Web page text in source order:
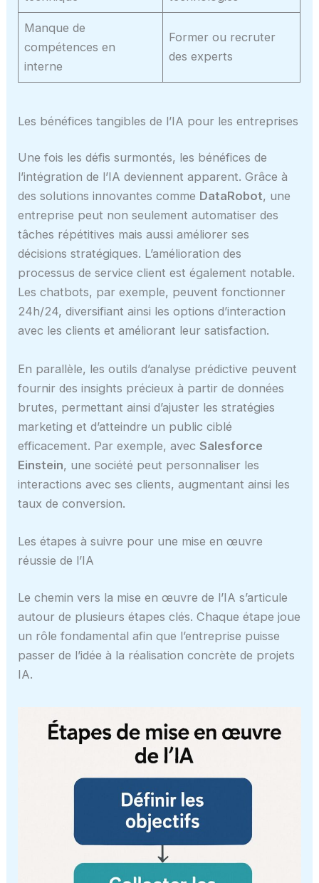
Manque de
compétences en
interne
Former ou recruter
des experts
Les bénéfices tangibles de l’IA pour les entreprises
Une fois les défis surmontés, les bénéfices de
l’intégration de l’IA deviennent apparent. Grâce à
des solutions innovantes comme DataRobot, une
entreprise peut non seulement automatiser des
tâches répétitives mais aussi améliorer ses
décisions stratégiques. L’amélioration des
processus de service client est également notable.
Les chatbots, par exemple, peuvent fonctionner
24h/24, diversifiant ainsi les options d’interaction
avec les clients et améliorant leur satisfaction.
En parallèle, les outils d’analyse prédictive peuvent
fournir des insights précieux à partir de données
brutes, permettant ainsi d’ajuster les stratégies
marketing et d’atteindre un public ciblé
efficacement. Par exemple, avecSalesforce
Einstein, une société peut personnaliser les
interactions avec ses clients, augmentant ainsi les
taux de conversion.
Les étapes à suivre pour une mise en œuvre
réussie de l’IA
Le chemin vers la mise en œuvre de l’IA s’articule
autour de plusieurs étapes clés. Chaque étape joue
un rôle fondamental afin que l’entreprise puisse
passer de l’idée à la réalisation concrète de projets
IA.